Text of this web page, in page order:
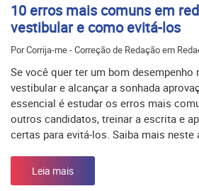
10 erros mais comuns em
vestibular e como evitá-los
Por Corrija-me - Correção de Redação em
Se você quer ter um bom desempenho
vestibular e alcançar a sonhada
essencial é estudar os erros mais
outros candidatos, treinar a escrita e
certas para evitá-los. Saiba mais neste
Leia mais